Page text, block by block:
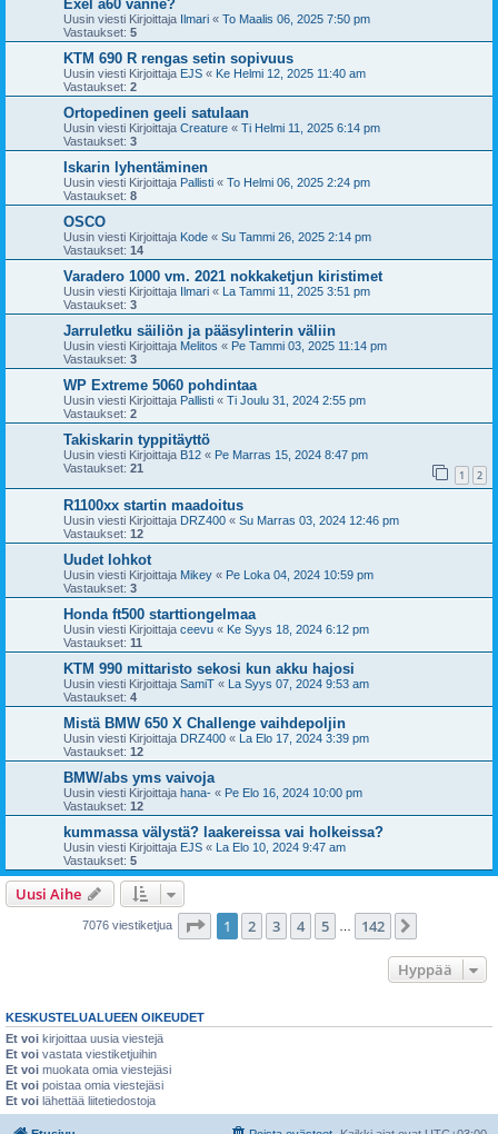
Exel a60 vanne?
Uusin viesti Kirjoittaja Ilmari « To Maalis 06, 2025 7:50 pm
Vastaukset: 5
KTM 690 R rengas setin sopivuus
Uusin viesti Kirjoittaja EJS « Ke Helmi 12, 2025 11:40 am
Vastaukset: 2
Ortopedinen geeli satulaan
Uusin viesti Kirjoittaja Creature « Ti Helmi 11, 2025 6:14 pm
Vastaukset: 3
Iskarin lyhentäminen
Uusin viesti Kirjoittaja Pallisti « To Helmi 06, 2025 2:24 pm
Vastaukset: 8
OSCO
Uusin viesti Kirjoittaja Kode « Su Tammi 26, 2025 2:14 pm
Vastaukset: 14
Varadero 1000 vm. 2021 nokkaketjun kiristimet
Uusin viesti Kirjoittaja Ilmari «
La Tammi 11, 2025 3:51 pm
Vastaukset: 3
Jarruletku säiliön ja pääsylinterin väliin
Uusin viesti Kirjoittaja Melitos « Pe Tammi 03, 2025 11:14 pm
Vastaukset: 3
WP Extreme 5060 pohdintaa
Uusin viesti Kirjoittaja Pallisti « Ti Joulu 31, 2024 2:55 pm
Vastaukset: 2
Takiskarin typpitäyttö
Uusin viesti Kirjoittaja B12 « Pe Marras 15, 2024 8:47 pm
Vastaukset: 21 1 2
R1100xx startin maadoitus
Uusin viesti Kirjoittaja DRZ400 « Su Marras 03, 2024 12:46 pm
Vastaukset: 12
Uudet lohkot
Uusin viesti Kirjoittaja Mikey « Pe Loka 04, 2024 10:59 pm
Vastaukset: 3
Honda ft500 starttiongelmaa
Uusin viesti Kirjoittaja ceevu « Ke Syys 18, 2024 6:12 pm
Vastaukset: 11
KTM 990 mittaristo sekosi kun akku hajosi
Uusin viesti Kirjoittaja SamiT « La Syys 07, 2024 9:53 am
Vastaukset: 4
Mistä BMW 650 X Challenge vaihdepoljin
Uusin viesti Kirjoittaja DRZ400 « La Elo 17, 2024 3:39 pm
Vastaukset: 12
BMW/abs yms vaivoja
Uusin viesti Kirjoittaja hana- « Pe Elo 16, 2024 10:00 pm
Vastaukset: 12
kummassa välystä? laakereissa vai holkeissa?
Uusin viesti Kirjoittaja EJS « La Elo 10, 2024 9:47 am
Vastaukset: 5
Uusi Aihe
7076 viestiketjua Sivu /142
1 2 3 4 5 142
Hyppää
KESKUSTELUALUEEN OIKEUDET
Et voi kirjoittaa uusia viestejä
Et voi vastata viestiketjuihin
Et voi muokata omia viestejäsi
Et voi poistaa omia viestejäsi
Et voi lähettää liitetiedostoja